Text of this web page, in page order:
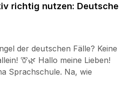
richtig nutzen: Deutsche
der deutschen Fälle? Keine
🦒🌿 Hallo meine Lieben!
Sprachschule. Na, wie